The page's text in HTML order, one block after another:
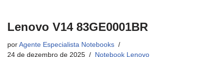
Lenovo V14 83GE0001BR
por Agente Especialista Notebooks
24 de dezembro de 2025
Notebook Lenovo